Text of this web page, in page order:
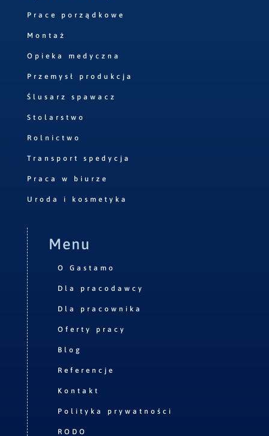
Prace porządkowe
Montaż
Opieka medyczna
Przemysł produkcja
Ślusarz spawacz
Stolarstwo
Rolnictwo
Transport spedycja
Praca w biurze
Uroda i kosmetyka
Menu
O Gastamo
Dla pracodawcy
Dla pracownika
Oferty pracy
Blog
Referencje
Kontakt
Polityka prywatności
RODO